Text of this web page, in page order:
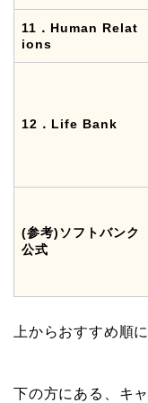
11．Human Relat
ions
12．Life Bank
(参考)ソフトバンク
公式
上からおすすめ順
下の方にある、キ